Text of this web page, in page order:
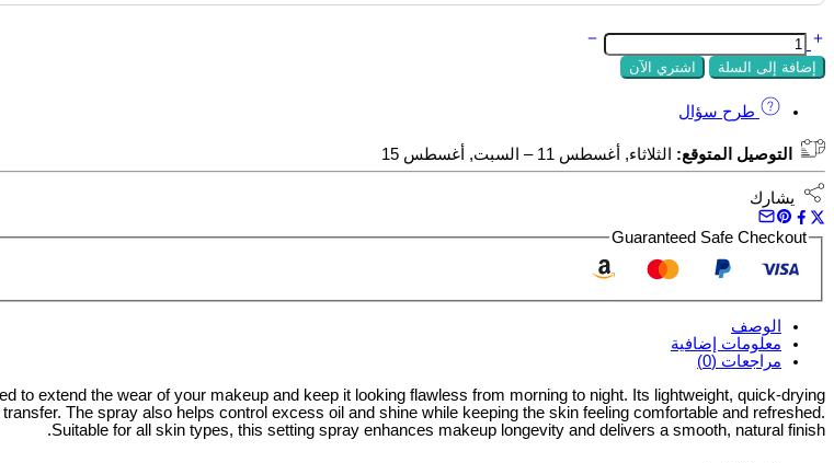
كمية
HUDA
BEAUTY
FIXING
إضافة إلى السلة اشتري الآن
طرح سؤال
التوصيل المتوقع: الثلاثاء, أغسطس 11 – السبت, أغسطس 15
يشارك
Guaranteed Safe Checkout
الوصف
معلومات إضافية
مراجعات (0)
to extend the wear of your makeup and keep it looking flawless from morning to night. Its lightweight, quick‑drying
The spray also helps control excess oil and shine while keeping the skin feeling comfortable and refreshed.
Suitable for all skin types, this setting spray enhances makeup longevity and delivers a smooth, natural finish.